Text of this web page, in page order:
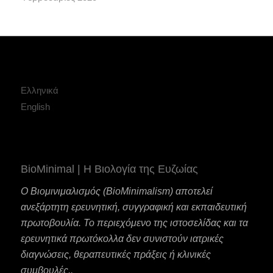
Ελληνικά
English
BioMinimal | Η Βιολογία της Ευζωίας
Ο Βιομινιμαλισμός (BioMinimalism) αποτελεί
ανεξάρτητη ερευνητική, συγγραφική και εκπαιδευτική
πρωτοβουλία. Το περιεχόμενο της ιστοσελίδας και τα
ερευνητικά πρωτόκολλα δεν συνιστούν ιατρικές
διαγνώσεις, θεραπευτικές πράξεις ή κλινικές
συμβουλές..